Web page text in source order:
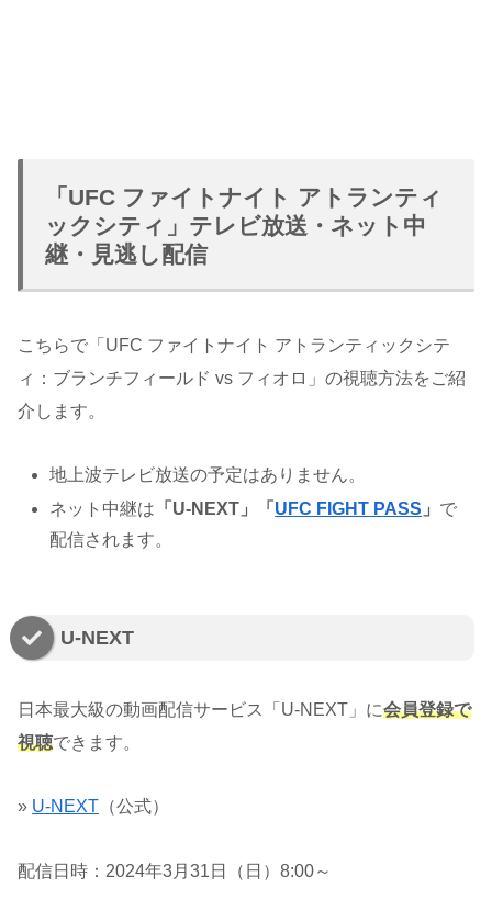
「UFC ファイトナイト アトランティ
ックシティ」テレビ放送・ネット中
継・見逃し配信
こちらで「UFC ファイトナイト アトランティックシテ
ィ：ブランチフィールド vs フィオロ」の視聴方法をご紹
介します。
地上波テレビ放送の予定はありません。
ネット中継は 「U-NEXT」「 UFC FIGHT PASS 」 で
配信されます。
U-NEXT
日本最大級の動画配信サービス「U-NEXT」に会員登録で
視聴できます。
» U-NEXT （公式）
配信日時：2024年3月31日（日）8:00～